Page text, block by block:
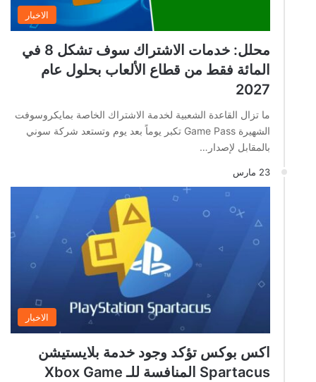
الاخبار
محلل: خدمات الاشتراك سوف تشكل 8 في
المائة فقط من قطاع الألعاب بحلول عام
2027
ما تزال القاعدة الشعبية لخدمة الاشتراك الخاصة بمايكروسوفت
الشهيرة Game Pass تكبر يوماً بعد يوم وتستعد شركة سوني
بالمقابل لإصدار…
23 مارس
الاخبار
اكس بوكس تؤكد وجود خدمة بلايستيشن
Spartacus المنافسة للـ Xbox Game